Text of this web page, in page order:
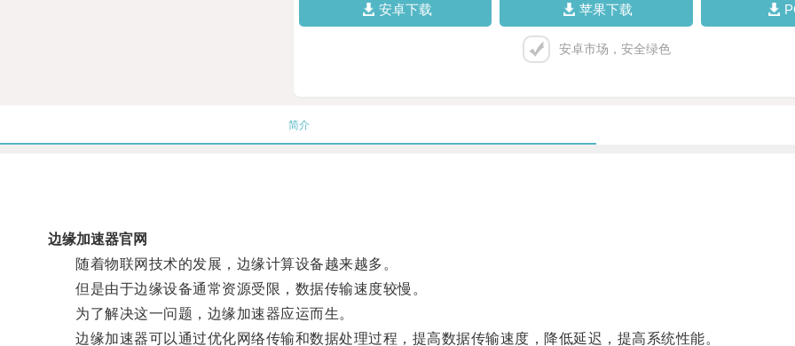
安卓下载 苹果下载
安卓市场，安全绿色
简介
边缘加速器官网
随着物联网技术的发展，边缘计算设备越来越多。
但是由于边缘设备通常资源受限，数据传输速度较慢。
为了解决这一问题，边缘加速器应运而生。
边缘加速器可以通过优化网络传输和数据处理过程，提高数据传输速度，降低延迟，提高系统性能。